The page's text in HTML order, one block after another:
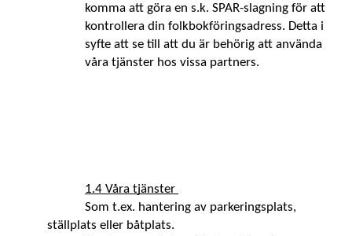
komma att göra en s.k. SPAR-slagning för att
kontrollera din folkbokföringsadress. Detta i
syfte att se till att du är behörig att använda
våra tjänster hos vissa partners.
1.4 Våra tjänster
Som t.ex. hantering av parkeringsplats,
ställplats eller båtplats.